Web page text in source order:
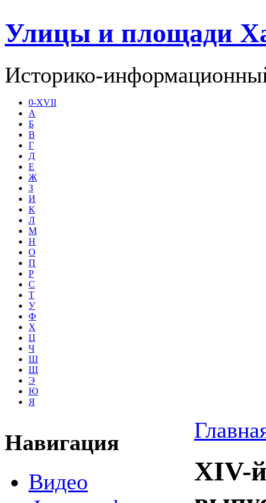
Улицы и площади
Историко-
0-XVII
А
Б
В
Г
Д
Е
Ж
З
И
К
Л
М
Н
О
П
Р
С
Т
У
Ф
Х
Ц
Ч
Ш
Щ
Э
Ю
Я
Навигация
Видео
XIV-